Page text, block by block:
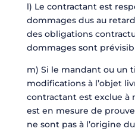
l) Le contractant est
dommages dus au
des obligations
dommages sont
m) Si le mandant ou un
modifications à l’objet
contractant est exclue à
est en mesure de
ne sont pas à l’origine